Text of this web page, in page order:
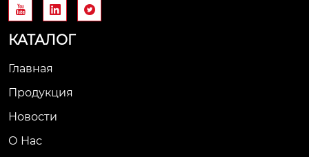
  
КАТАЛОГ
Главная
Продукция
Новости
О Нас